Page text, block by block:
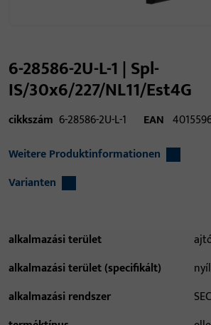
6-28586-2U-L-1 | Spl-
IS/30x6/227/NL11/Est4G
cikkszám 6-28586-2U-L-1 EAN
Weitere Produktinformationen
Varianten
alkalmazási terület
alkalmazási terület (specifikált)
alkalmazási rendszer